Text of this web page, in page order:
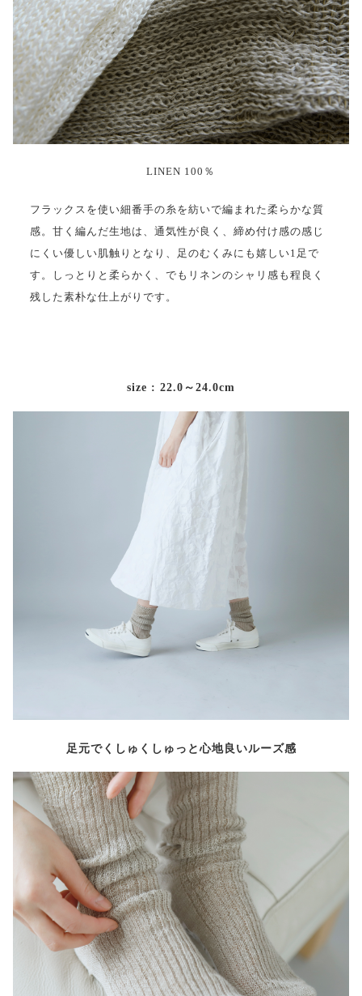
LINEN 100％
フラックスを使い細番手の糸を紡いで編まれた柔らかな質
感。甘く編んだ生地は、通気性が良く、締め付け感の感じ
にくい優しい肌触りとなり、足のむくみにも嬉しい1足で
す。しっとりと柔らかく、でもリネンのシャリ感も程良く
残した素朴な仕上がりです。
size : 22.0～24.0cm
足元でくしゅくしゅっと心地良いルーズ感